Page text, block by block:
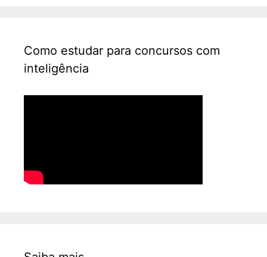
Como estudar para concursos com
inteligência